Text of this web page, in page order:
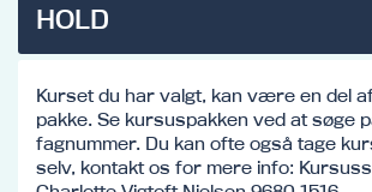
HOLD
Kurset du har valgt, kan være en del
pakke. Se kursuspakken ved at søge
fagnummer. Du kan ofte også tage
selv, kontakt os for mere info: